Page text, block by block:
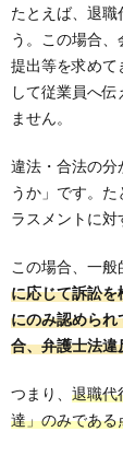
たとえば、退職
う。この場合
提出等を求めて
して従業員へ
ません。
違法・合法の分
うか」です。
ラスメントに対
この場合、一般
に応じて訴訟を
にのみ認められ
合、弁護士法違
つまり、 退職代
達」のみである